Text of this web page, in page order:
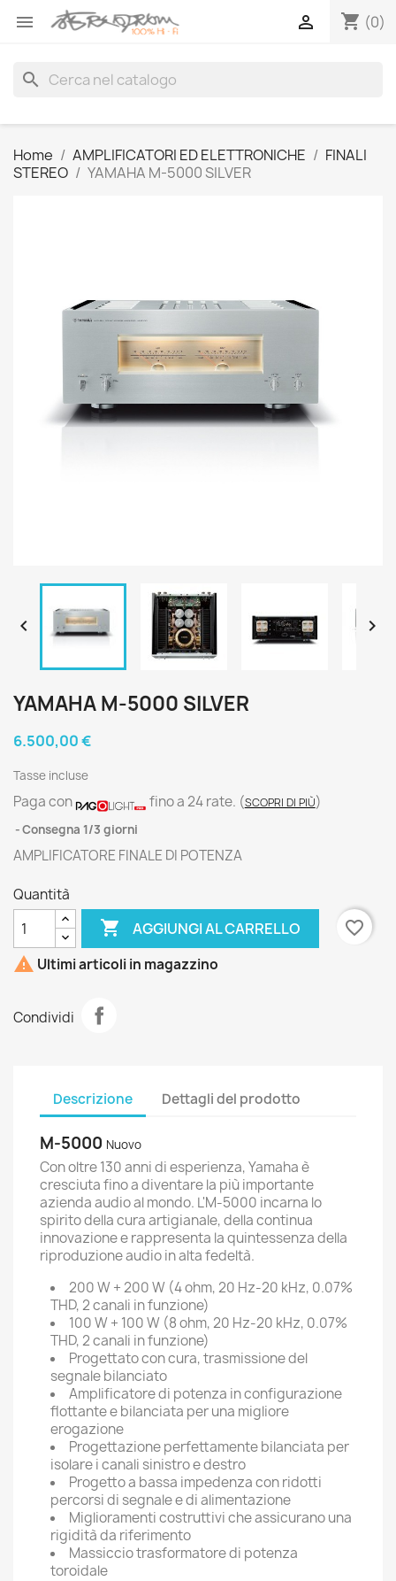
 shopping_cart (0)

search
Home AMPLIFICATORI ED ELETTRONICHE
FINALI
STEREO
YAMAHA M-5000 SILVER
 
YAMAHA M-5000 SILVER
6.500,00 €
Tasse incluse
Paga con fino a 24 rate. (SCOPRI DI PIÙ)
Consegna 1/3 giorni
AMPLIFICATORE FINALE DI POTENZA
Quantità
 AGGIUNGI AL CARRELLO
favorite_border
 Ultimi articoli in magazzino
Condividi
Descrizione Dettagli del prodotto
M-5000 Nuovo
Con oltre 130 anni di esperienza, Yamaha è
cresciuta fino a diventare la più importante
azienda audio al mondo. L'M-5000 incarna lo
spirito della cura artigianale, della continua
innovazione e rappresenta la quintessenza della
riproduzione audio in alta fedeltà.
200 W + 200 W (4 ohm, 20 Hz-20 kHz, 0.07%
THD, 2 canali in funzione)
100 W + 100 W (8 ohm, 20 Hz-20 kHz, 0.07%
THD, 2 canali in funzione)
Progettato con cura, trasmissione del
segnale bilanciato
Amplificatore di potenza in configurazione
flottante e bilanciata per una migliore
erogazione
Progettazione perfettamente bilanciata per
isolare i canali sinistro e destro
Progetto a bassa impedenza con ridotti
percorsi di segnale e di alimentazione
Miglioramenti costruttivi che assicurano una
rigidità da riferimento
Massiccio trasformatore di potenza
toroidale